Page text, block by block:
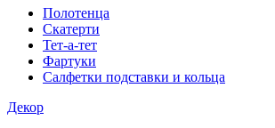
Полотенца
Скатерти
Тет-а-тет
Фартуки
Салфетки подставки и кольца
Декор